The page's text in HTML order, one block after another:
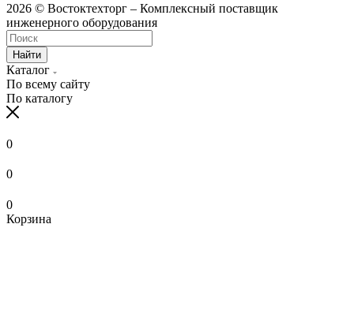
2026 © Востоктехторг – Комплексный поставщик
инженерного оборудования
Найти
Каталог
По всему сайту
По каталогу
0
0
0
Корзина